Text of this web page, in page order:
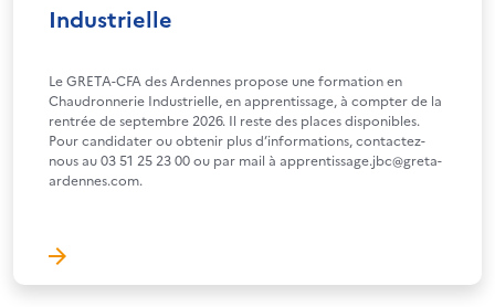
Industrielle
Le GRETA-CFA des Ardennes propose une formation en
Chaudronnerie Industrielle, en apprentissage, à compter de la
rentrée de septembre 2026. Il reste des places disponibles.
Pour candidater ou obtenir plus d’informations, contactez-
nous au 03 51 25 23 00 ou par mail à apprentissage.jbc@greta-
ardennes.com.